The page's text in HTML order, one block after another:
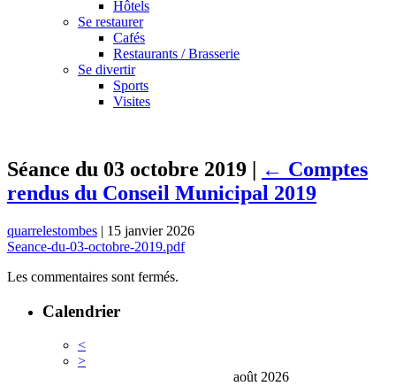
Hôtels
Se restaurer
Cafés
Restaurants / Brasserie
Se divertir
Sports
Visites
Séance du 03 octobre 2019 | ← Comptes
rendus du Conseil Municipal 2019
quarrelestombes | 15 janvier 2026
Seance-du-03-octobre-2019.pdf
Les commentaires sont fermés.
Calendrier
<
>
août 2026